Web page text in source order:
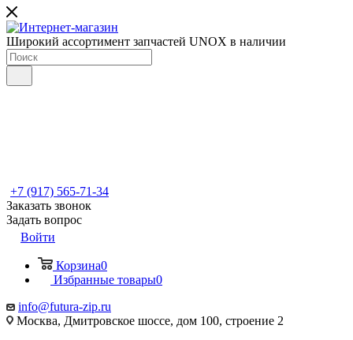
Широкий ассортимент запчастей UNOX в наличии
+7 (917) 565-71-34
Заказать звонок
Задать вопрос
Войти
Корзина0
Избранные товары0
info@futura-zip.ru
Москва, Дмитровское шоссе, дом 100, строение 2